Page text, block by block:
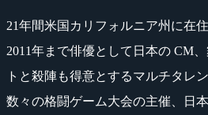
21年間米国カリフォルニア州に在
2011年まで俳優として日本の CM
トと殺陣も得意とするマルチタレン
数々の格闘ゲーム大会の主催、日